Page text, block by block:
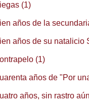
(1)
años de la
años de su natalicio
(1)
años de "Por
años, sin rastro